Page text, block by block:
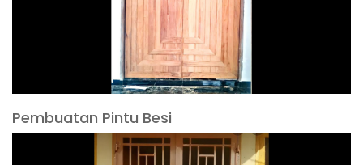
Pembuatan Pintu Besi